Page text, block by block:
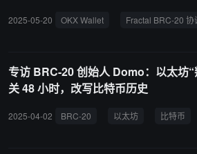
成后，用户可以正常在钱包内查看和管理
2025-05-20 OKX Wallet Fractal BRC-20 协
专访 BRC-20 创始人 Domo：以太坊“
关 48 小时，改写比特币历史
2025-04-02 BRC-20 以太坊 比特币